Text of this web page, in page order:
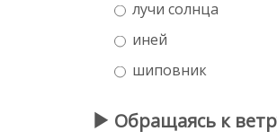
лучи солнца
иней
шиповник
Обращаясь к